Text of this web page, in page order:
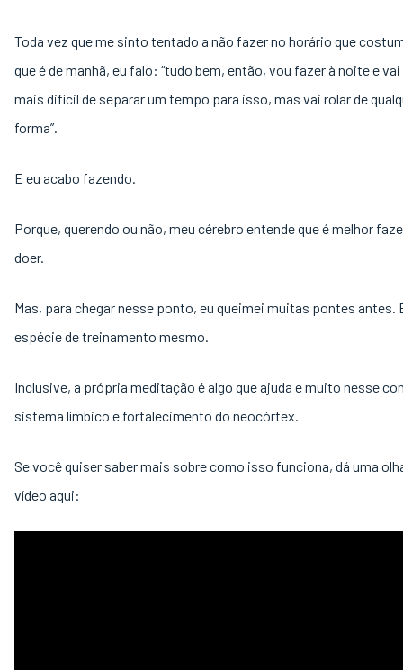
Toda vez que me sinto tentado a não fazer no horário que
que é de manhã, eu falo: “tudo bem, então, vou fazer à noite e
mais difícil de separar um tempo para isso, mas vai rolar de
forma”.
E eu acabo fazendo.
Porque, querendo ou não, meu cérebro entende que é melhor
doer.
Mas, para chegar nesse ponto, eu queimei muitas pontes antes.
espécie de treinamento mesmo.
Inclusive, a própria meditação é algo que ajuda e muito nesse
sistema límbico e fortalecimento do neocórtex.
Se você quiser saber mais sobre como isso funciona, dá uma
vídeo aqui: